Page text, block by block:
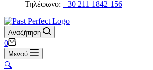
Τηλέφωνο: +30 211 1842 156
Αναζήτηση
Καλάθι
Αγορών
0
Μενού
🔍